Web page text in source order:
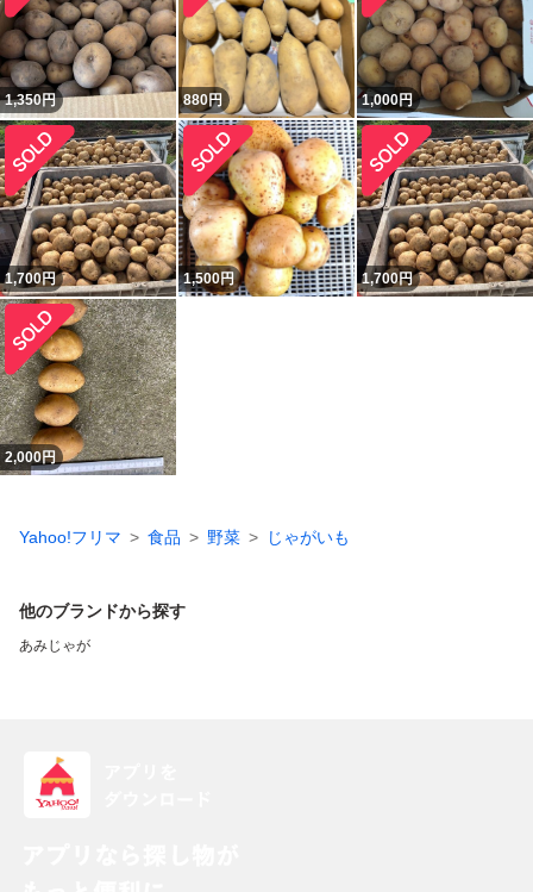
1,350円 880円 1,000円
1,700円 1,500円 1,700円
2,000円
Yahoo!フリマ 食品 野菜 じゃがいも
他のブランドから探す
あみじゃが